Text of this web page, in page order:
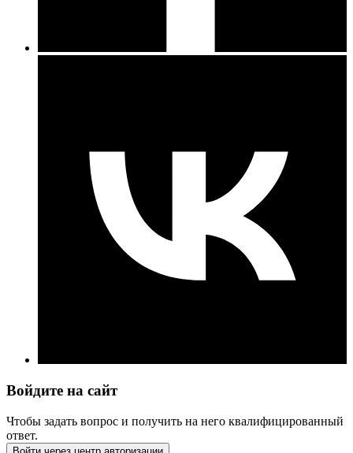
Войдите на сайт
Чтобы задать вопрос и получить на него квалифицированный
ответ.